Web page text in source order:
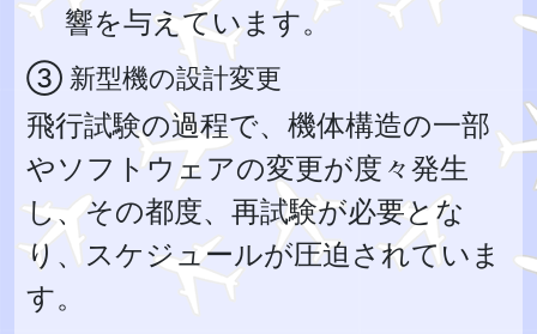
響を与えています。
③ 新型機の設計変更
飛行試験の過程で、機体構造の一部
やソフトウェアの変更が度々発生
し、その都度、再試験が必要とな
り、スケジュールが圧迫されていま
す。